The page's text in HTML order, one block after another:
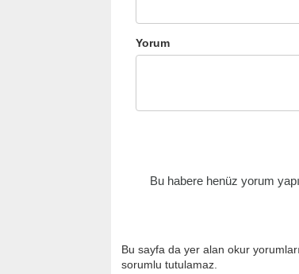
Yorum
Bu habere henüz yorum
Bu sayfa da yer alan okur
sorumlu tutulamaz.